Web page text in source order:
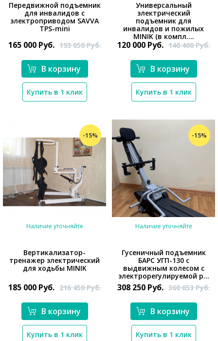
*}
Передвижной подъемник
для инвалидов с
электроприводом SAVVA
TPS-mini
165 000 Руб. 193 050Руб.
В корзину
Купить в 1 клик
*}
Универсальный
электрический
подъемник для
инвалидов и пожилых
MINIK (в компл....
120 000 Руб. 140 400Руб.
В корзину
Купить в 1 клик
-15%
*}
Наличие уточняйте
Вертикализатор-
тренажер электрический
для ходьбы MINIK
185 000 Руб. 216 450Руб.
В корзину
Купить в 1 клик
-15%
Наличие уточняйте
Гусеничный подъемник
БАРС УГП-130 с
выдвижным колесом с
электрорегулируемой р...
308 250 Руб. 360 653Руб.
В корзину
Купить в 1 клик